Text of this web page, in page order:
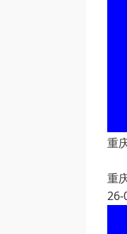
重
重
26-